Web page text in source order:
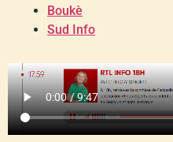
Boukè
Sud Info